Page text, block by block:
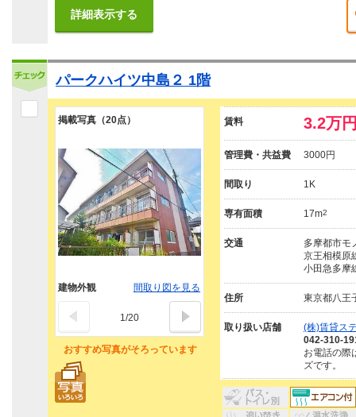
詳細表示する
パークハイツ中島２ 1階
掲載写真（20点）
おすすめ写真がそろっています
建物外観 間取り図を見る
1/20
賃料 3.2万
管理費・共益費 3000円
間取り 1K
専有面積 17m2
交通
多摩都市モ
京王相模原
小田急多摩
住所 東京都八王
取り扱い店舗
(株)賃貸ス
042-310-
お電話の際
ズです。